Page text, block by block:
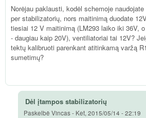
Norėjau paklausti, kodėl schemoje
per stabilizatorių, nors maitinimą duodate
tiesiai 12 V maitinimą (LM293 laiko iki 36V,
- daugiau kaip 20V), ventiliatoriai tai 12V?
tektų kalibruoti parenkant atitinkamą varžą
sumetimų?
Dėl įtampos stabilizatorių
Paskelbė Vincas- Ket, 2015/05/14 - 22:19